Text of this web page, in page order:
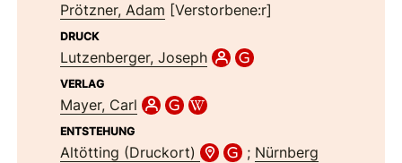
Prötzner, Adam [Verstorbene:r]
DRUCK
Lutzenberger, Joseph
VERLAG
Mayer, Carl
ENTSTEHUNG
Altötting (Druckort) ; Nürnberg